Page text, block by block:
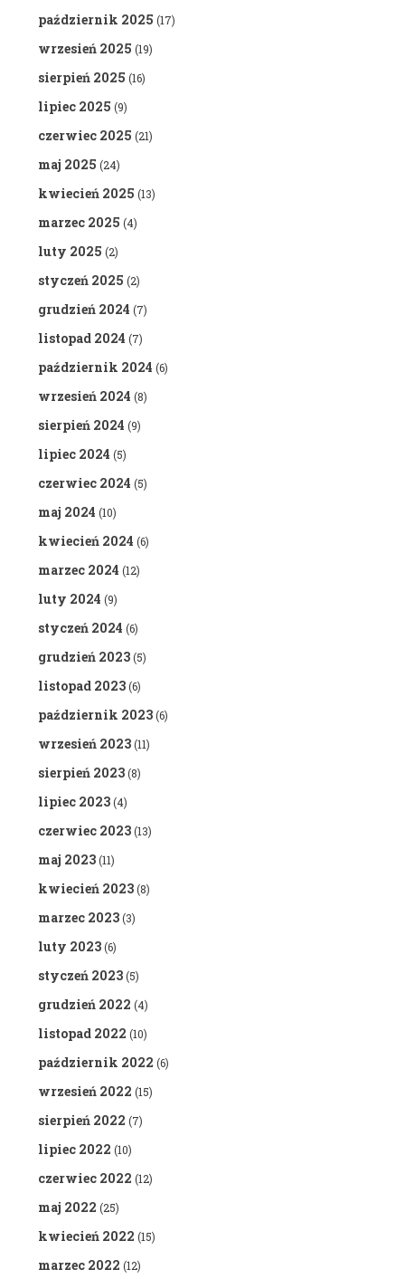
październik 2025 (17)
wrzesień 2025 (19)
sierpień 2025 (16)
lipiec 2025 (9)
czerwiec 2025 (21)
maj 2025 (24)
kwiecień 2025 (13)
marzec 2025 (4)
luty 2025 (2)
styczeń 2025 (2)
grudzień 2024 (7)
listopad 2024 (7)
październik 2024 (6)
wrzesień 2024 (8)
sierpień 2024 (9)
lipiec 2024 (5)
czerwiec 2024 (5)
maj 2024 (10)
kwiecień 2024 (6)
marzec 2024 (12)
luty 2024 (9)
styczeń 2024 (6)
grudzień 2023(5)
listopad 2023(6)
październik 2023(6)
wrzesień 2023(11)
sierpień 2023(8)
lipiec 2023(4)
czerwiec 2023(13)
maj 2023(11)
kwiecień 2023(8)
marzec 2023(3)
luty 2023(6)
styczeń 2023(5)
grudzień 2022 (4)
listopad 2022 (10)
październik 2022 (6)
wrzesień 2022 (15)
sierpień 2022 (7)
lipiec 2022 (10)
czerwiec 2022 (12)
maj 2022 (25)
kwiecień 2022 (15)
marzec 2022 (12)